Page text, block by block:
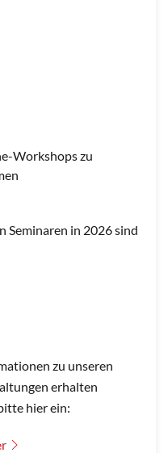
Workshops zu
Seminaren in 2026 sind
zu unseren
erhalten
hier ein: